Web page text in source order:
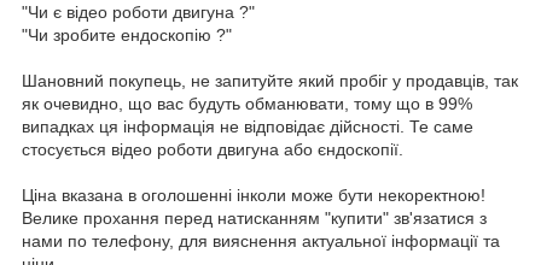
"Чи є відео роботи двигуна ?"
"Чи зробите ендоскопію ?"
Шановний покупець, не запитуйте який пробіг у продавців, так
як очевидно, що вас будуть обманювати, тому що в 99%
випадках ця інформація не відповідає дійсності. Те саме
стосується відео роботи двигуна або єндоскопії.
Ціна вказана в оголошенні інколи може бути некоректною!
Велике прохання перед натисканням "купити" зв'язатися з
нами по телефону, для вияснення актуальної інформації та